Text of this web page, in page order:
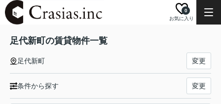
お気に入り
0
足代新町の賃貸物件一覧
足代新町 変更
条件から探す 変更